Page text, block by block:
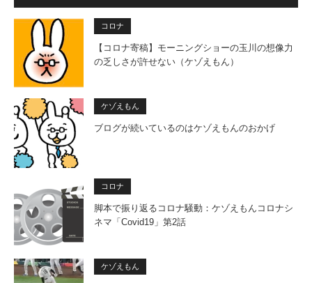
コロナ
【コロナ寄稿】モーニングショーの玉川の想像力
の乏しさが許せない（ケゾえもん）
ケゾえもん
ブログが続いているのはケゾえもんのおかげ
コロナ
脚本で振り返るコロナ騒動：ケゾえもんコロナシ
ネマ「Covid19」第2話
ケゾえもん